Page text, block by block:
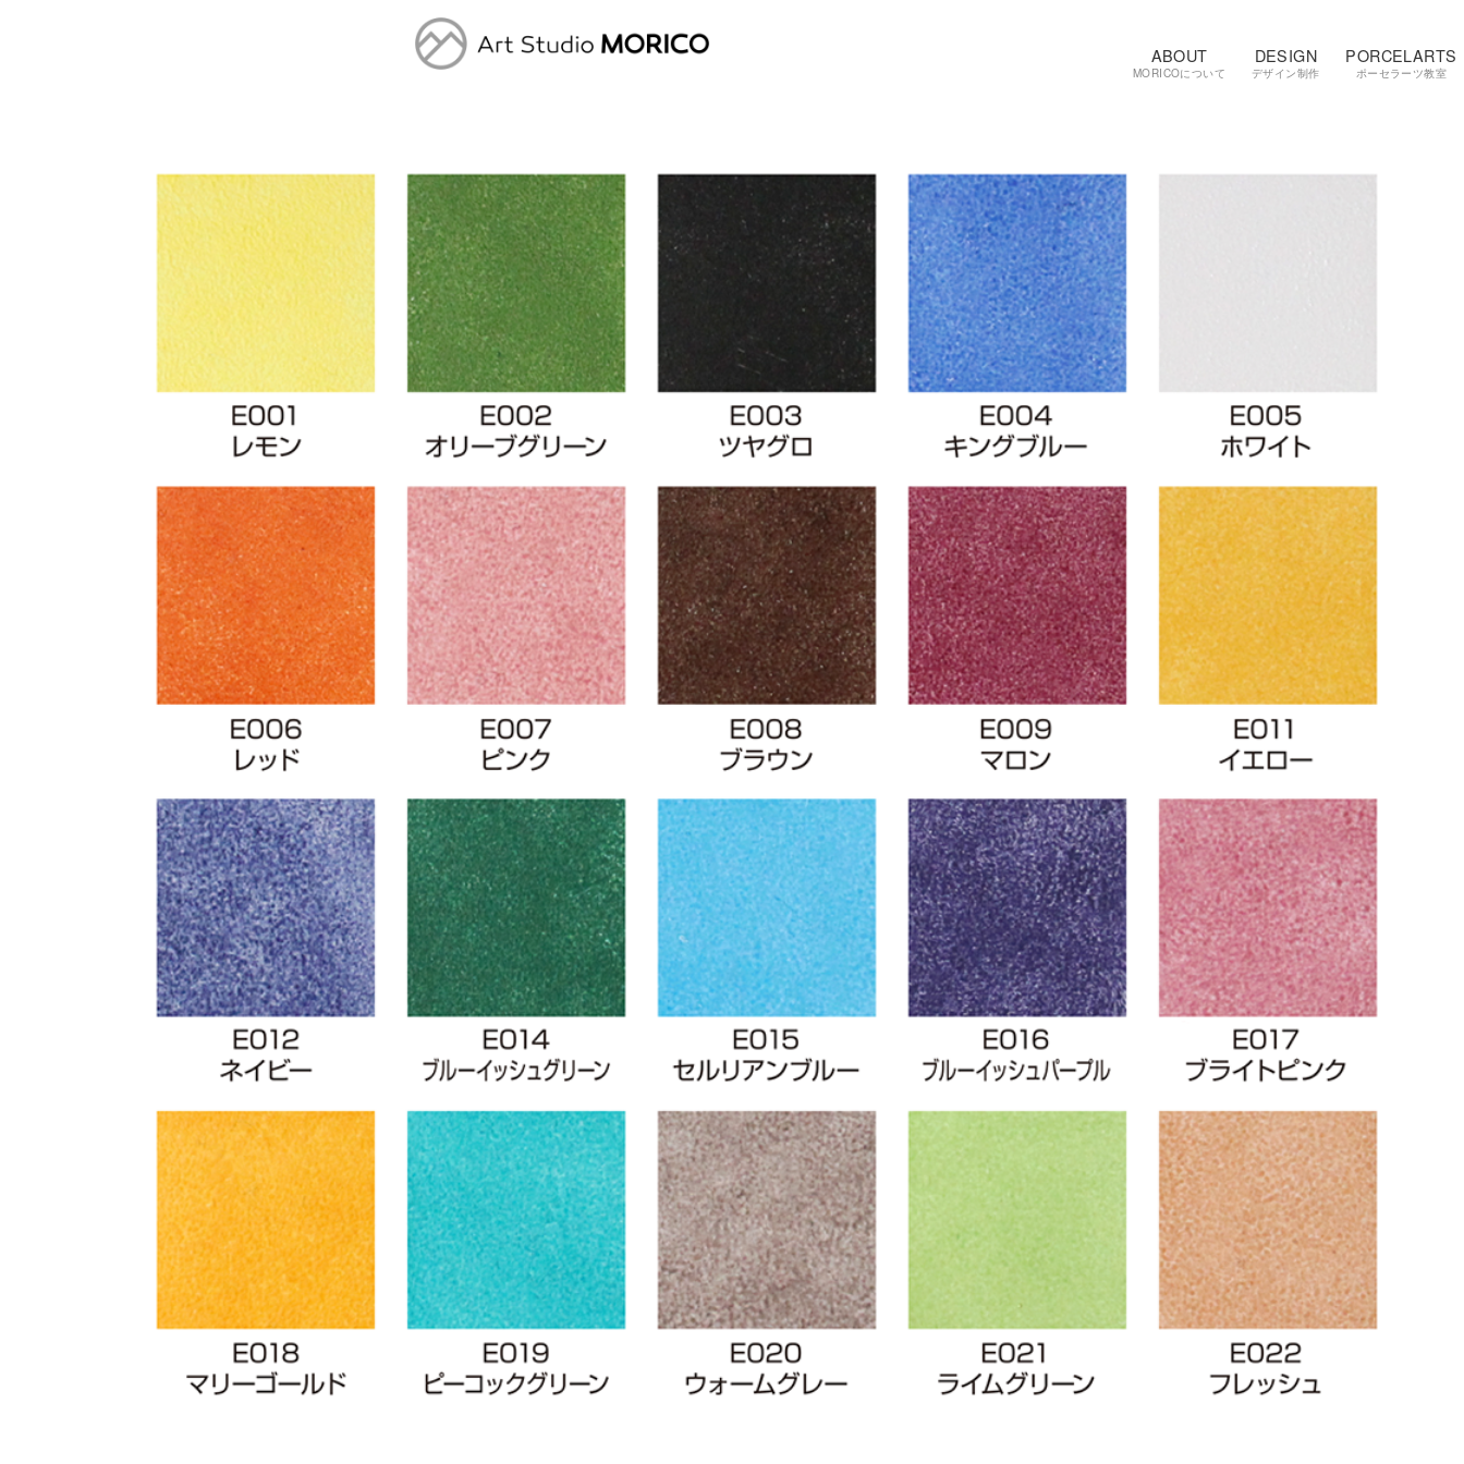
ABOUT
MORICOについて
DESIGN
デザイン制作
PORCELARTS
ポーセラーツ教室